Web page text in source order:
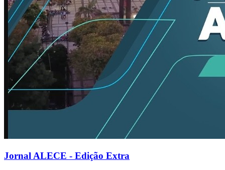
Jornal ALECE - Edição Extra